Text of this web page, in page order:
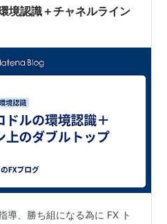
境認識＋チャネルライン
導、勝ち組になる為に FX ト